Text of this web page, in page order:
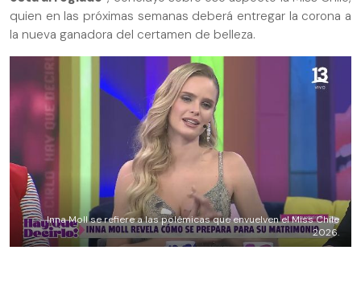
quien en las próximas semanas deberá entregar la corona a
la nueva ganadora del certamen de belleza.
Inna Moll se refiere a las polémicas que envuelven el Miss Chile
2026.